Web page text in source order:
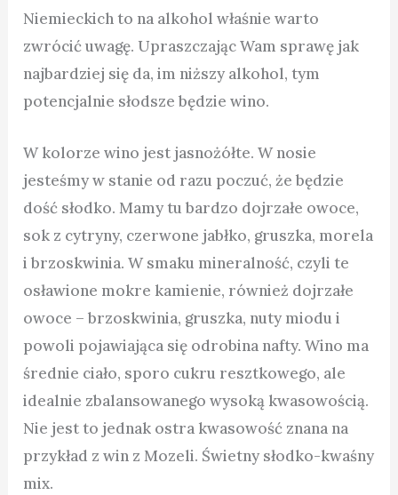
Niemieckich to na alkohol właśnie warto
zwrócić uwagę. Upraszczając Wam sprawę jak
najbardziej się da, im niższy alkohol, tym
potencjalnie słodsze będzie wino.
W kolorze wino jest jasnożółte. W nosie
jesteśmy w stanie od razu poczuć, że będzie
dość słodko. Mamy tu bardzo dojrzałe owoce,
sok z cytryny, czerwone jabłko, gruszka, morela
i brzoskwinia. W smaku mineralność, czyli te
osławione mokre kamienie, również dojrzałe
owoce – brzoskwinia, gruszka, nuty miodu i
powoli pojawiająca się odrobina nafty. Wino ma
średnie ciało, sporo cukru resztkowego, ale
idealnie zbalansowanego wysoką kwasowością.
Nie jest to jednak ostra kwasowość znana na
przykład z win z Mozeli. Świetny słodko-kwaśny
mix.